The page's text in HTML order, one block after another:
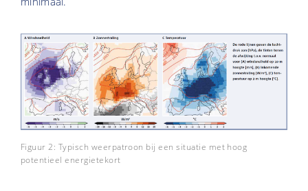
Figuur 2: Typisch weerpatroon bij een situatie met hoog
potentieel energietekort